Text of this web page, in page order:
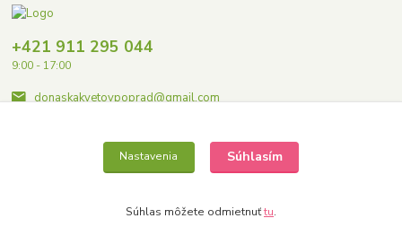
+421 911 295 044
9:00 - 17:00
donaskakvetovpoprad@gmail.com
Nastavenia Súhlasím
Súhlas môžete odmietnuťtu.